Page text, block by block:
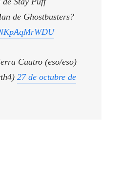
de Ghostbusters?
Cuatro (eso/eso)
27 de octubre de